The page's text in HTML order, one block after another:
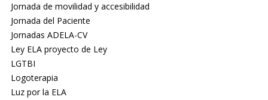
Jornada de movilidad y accesibilidad
Jornada del Paciente
Jornadas ADELA-CV
Ley ELA proyecto de Ley
LGTBI
Logoterapia
Luz por la ELA